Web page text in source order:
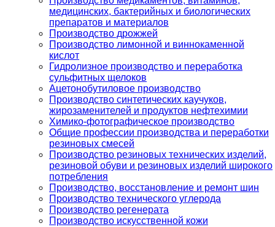
медицинских, бактерийных и биологических
препаратов и материалов
Производство дрожжей
Производство лимонной и виннокаменной
кислот
Гидролизное производство и переработка
сульфитных щелоков
Ацетонобутиловое производство
Производство синтетических каучуков,
жирозаменителей и продуктов нефтехимии
Химико-фотографическое производство
Общие профессии производства и переработки
резиновых смесей
Производство резиновых технических изделий,
резиновой обуви и резиновых изделий широкого
потребления
Производство, восстановление и ремонт шин
Производство технического углерода
Производство регенерата
Производство искусственной кожи